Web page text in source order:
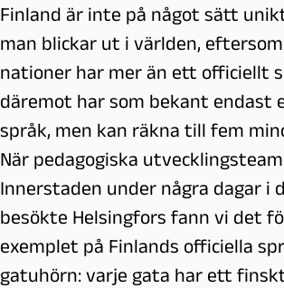
Finland är inte på något sätt
man blickar ut i världen,
nationer har mer än ett officiellt
däremot har som bekant endast
språk, men kan räkna till fem
När pedagogiska
Innerstaden under några dagar i
besökte Helsingfors fann vi det
exemplet på Finlands officiella
gatuhörn: varje gata har ett